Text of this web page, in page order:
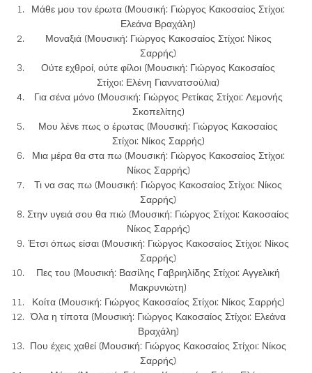
Μάθε μου τον έρωτα (Μουσική: Γιώργος Κακοσαίος Στίχοι:
Ελεάνα Βραχάλη)
Μοναξιά (Μουσική: Γιώργος Κακοσαίος Στίχοι: Νίκος
Σαρρής)
Ούτε εχθροί, ούτε φίλοι (Μουσική: Γιώργος Κακοσαίος
Στίχοι: Ελένη Γιαννατσούλια)
Για σένα μόνο (Μουσική: Γιώργος Ρετίκας Στίχοι: Λεμονής
Σκοπελίτης)
Μου λένε πως ο έρωτας (Μουσική: Γιώργος Κακοσαίος
Στίχοι: Νίκος Σαρρής)
Μια μέρα θα στα πω (Μουσική: Γιώργος Κακοσαίος Στίχοι:
Νίκος Σαρρής)
Τι να σας πω (Μουσική: Γιώργος Κακοσαίος Στίχοι: Νίκος
Σαρρής)
Στην υγειά σου θα πιώ (Μουσική: Γιώργος Στίχοι: Κακοσαίος
Νίκος Σαρρής)
Έτσι όπως είσαι (Μουσική: Γιώργος Κακοσαίος Στίχοι: Νίκος
Σαρρής)
Πες του (Μουσική: Βασίλης Γαβριηλίδης Στίχοι: Αγγελική
Μακρυνιώτη)
Κοίτα (Μουσική: Γιώργος Κακοσαίος Στίχοι: Νίκος Σαρρής)
Όλα η τίποτα (Μουσική: Γιώργος Κακοσαίος Στίχοι: Ελεάνα
Βραχάλη)
Που έχεις χαθεί (Μουσική: Γιώργος Κακοσαίος Στίχοι: Νίκος
Σαρρής)